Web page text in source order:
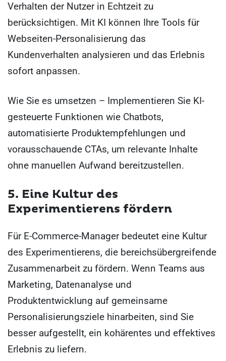
Verhalten der Nutzer in Echtzeit zu
berücksichtigen. Mit KI können Ihre Tools für
Webseiten-Personalisierung das
Kundenverhalten analysieren und das Erlebnis
sofort anpassen.
Wie Sie es umsetzen – Implementieren Sie KI-
gesteuerte Funktionen wie Chatbots,
automatisierte Produktempfehlungen und
vorausschauende CTAs, um relevante Inhalte
ohne manuellen Aufwand bereitzustellen.
5. Eine Kultur des
Experimentierens fördern
Für E-Commerce-Manager bedeutet eine Kultur
des Experimentierens, die bereichsübergreifende
Zusammenarbeit zu fördern. Wenn Teams aus
Marketing, Datenanalyse und
Produktentwicklung auf gemeinsame
Personalisierungsziele hinarbeiten, sind Sie
besser aufgestellt, ein kohärentes und effektives
Erlebnis zu liefern.